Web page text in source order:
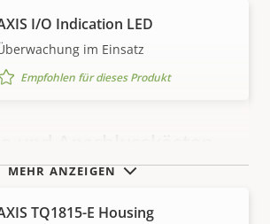
MEHR ANZEIGEN
I/O Indication LED
im Einsatz
Empfohlen für dieses Produkt
TQ1815-E Housing